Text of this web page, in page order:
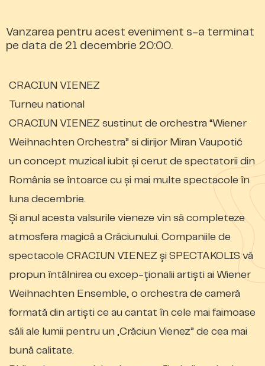
Vanzarea pentru acest eveniment s-a terminat
pe data de 21 decembrie 20:00.
CRACIUN VIENEZ
Turneu national
CRACIUN VIENEZ sustinut de orchestra “Wiener
Weihnachten Orchestra” si dirijor Miran Vaupotić
un concept muzical iubit și cerut de spectatorii din
România se întoarce cu și mai multe spectacole în
luna decembrie.
Și anul acesta valsurile vieneze vin să completeze
atmosfera magică a Crăciunului. Companiile de
spectacole CRACIUN VIENEZ și SPECTAKOLIS vă
propun întâlnirea cu excep-ționalii artiști ai Wiener
Weihnachten Ensemble, o orchestra de cameră
formată din artiști ce au cantat în cele mai faimoase
săli ale lumii pentru un „Crăciun Vienez” de cea mai
bună calitate.